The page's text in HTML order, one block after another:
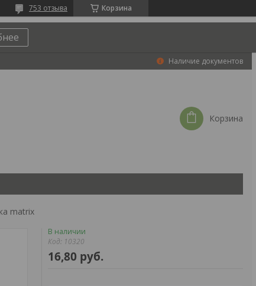
Корзина
753 отзыва
Наличие документов
Корзина
matrix
В наличии
Код: 10320
16,80 руб.